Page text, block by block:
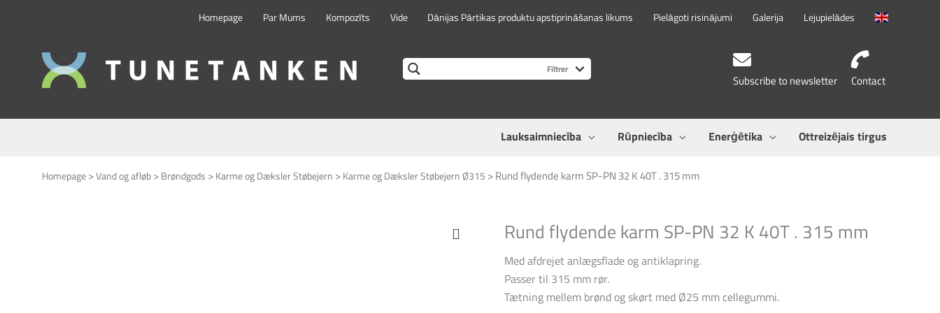
Homepage Par Mums Kompozīts Vide Dānijas Pārtikas produktu apstiprināšanas likums Pielāgoti risinājumi Galerija Lejupielādes
Subscribe to newsletter Contact
Lauksaimniecība Rūpniecība Enerģētika Ottreizējais tirgus
Homepage >Vand og afløb > Brøndgods > Karme og Dæksler Støbejern > Karme og Dæksler Støbejern Ø315 >Rund flydende karm SP-PN 32 K 40T . 315 mm
Rund flydende karm SP-PN 32 K 40T . 315 mm
Med afdrejet anlægsflade og antiklapring.
Passer til 315 mm rør.
Tætning mellem brønd og skørt med Ø25 mm cellegummi.